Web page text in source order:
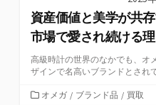
資産価値と美学が共
市場で愛され続ける
高級時計の世界のなかでも、オ
ザインで名高いブランドとされ
カオメガ / ブランド品 / 買取